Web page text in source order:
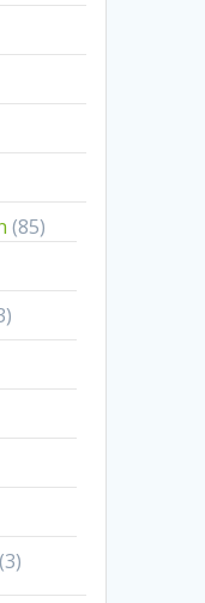
8585
23
producten
33
producten